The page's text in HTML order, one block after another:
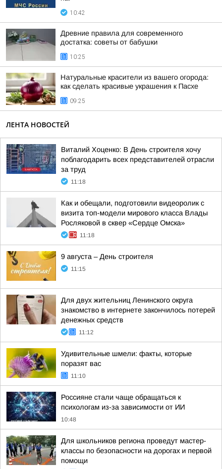
10:42
Древние правила для современного
достатка: советы от бабушки
10:25
Натуральные красители из вашего огорода:
как сделать красивые украшения к Пасхе
09:25
ЛЕНТА НОВОСТЕЙ
Виталий Хоценко: В День строителя хочу
поблагодарить всех представителей отрасли
за труд
11:18
Как и обещали, подготовили видеоролик с
визита топ-модели мирового класса Влады
Росляковой в сквер «Сердце Омска»
11:18
9 августа – День строителя
11:15
Для двух жительниц Ленинского округа
знакомство в интернете закончилось потерей
денежных средств
11:12
Удивительные шмели: факты, которые
поразят вас
11:10
Россияне стали чаще обращаться к
психологам из-за зависимости от ИИ
10:48
Для школьников региона проведут мастер-
классы по безопасности на дорогах и первой
помощи